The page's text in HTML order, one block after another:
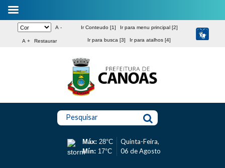
A -
A + Restaurar
Ir Conteudo [1] Ir para menu principal [2]
Ir para busca [3] Ir para atalhos [4]
Pesquisar
Máx: 28°C
Mín: 17°C
Quinta-Feira,
06 de Agosto